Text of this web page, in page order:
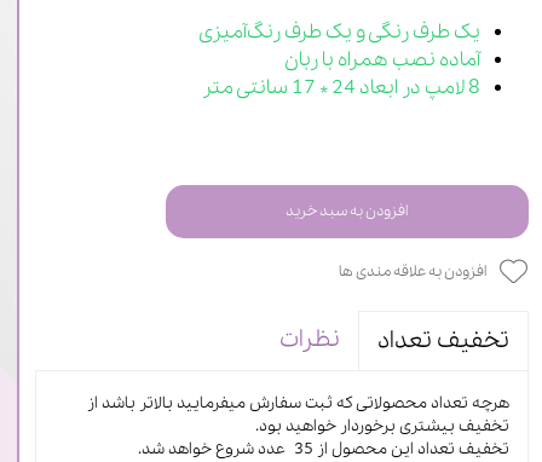
یک طرف رنگی و یک طرف رنگ‌آمیزی
آماده نصب همراه با ربان
8 لامپ در ابعاد 24 * 17 سانتی‌ متر
افزودن به سبد خرید
افزودن به علاقه مندی ها
تخفیف تعداد نظرات
هرچه تعداد محصولاتی که ثبت سفارش میفرمایید بالاتر باشد از
تخفیف بیشتری برخوردار خواهید بود.
تخفیف تعداد این محصول از 35 عدد شروع خواهد شد.